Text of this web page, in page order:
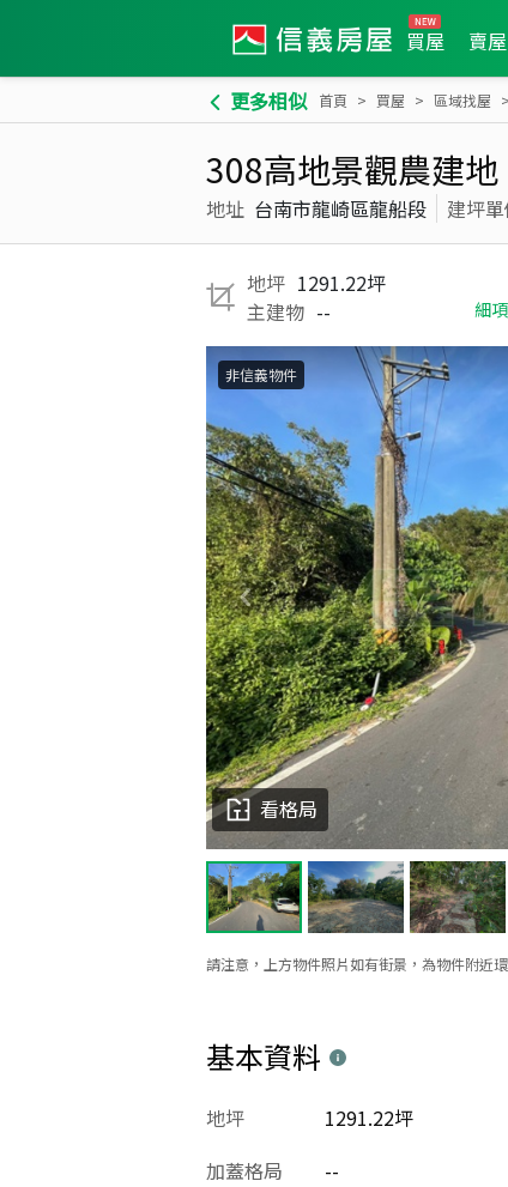
買屋 賣屋
更多相似 首頁 買屋 區域找屋
308高地景觀農建地
地址 台南市龍崎區龍船段 建坪
地坪 1291.22坪
主建物 -- 細項
請注意，上方物件照片如有街景，為物件附近
看格局
非信義物件
基本資料
地坪 1291.22坪
加蓋格局
--